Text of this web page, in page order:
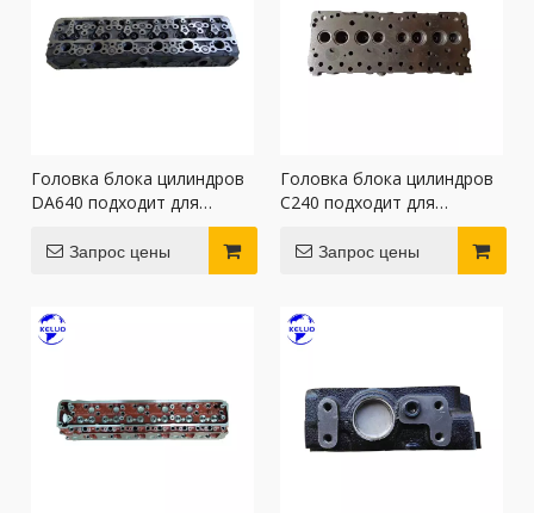
Головка блока цилиндров
DA640 подходит для
Запрос цены
Головка блока цилиндров
C240 ​​подходит для
Запрос цены